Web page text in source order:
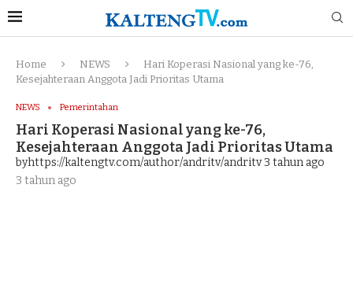
Home NEWS
Hari Koperasi Nasional yang ke-76,
Kesejahteraan Anggota Jadi Prioritas Utama
NEWS Pemerintahan
Hari Koperasi Nasional yang ke-76,
Kesejahteraan Anggota Jadi Prioritas Utama
byhttps://kaltengtv.com/author/andritv/andritv3 tahun ago
3 tahun ago